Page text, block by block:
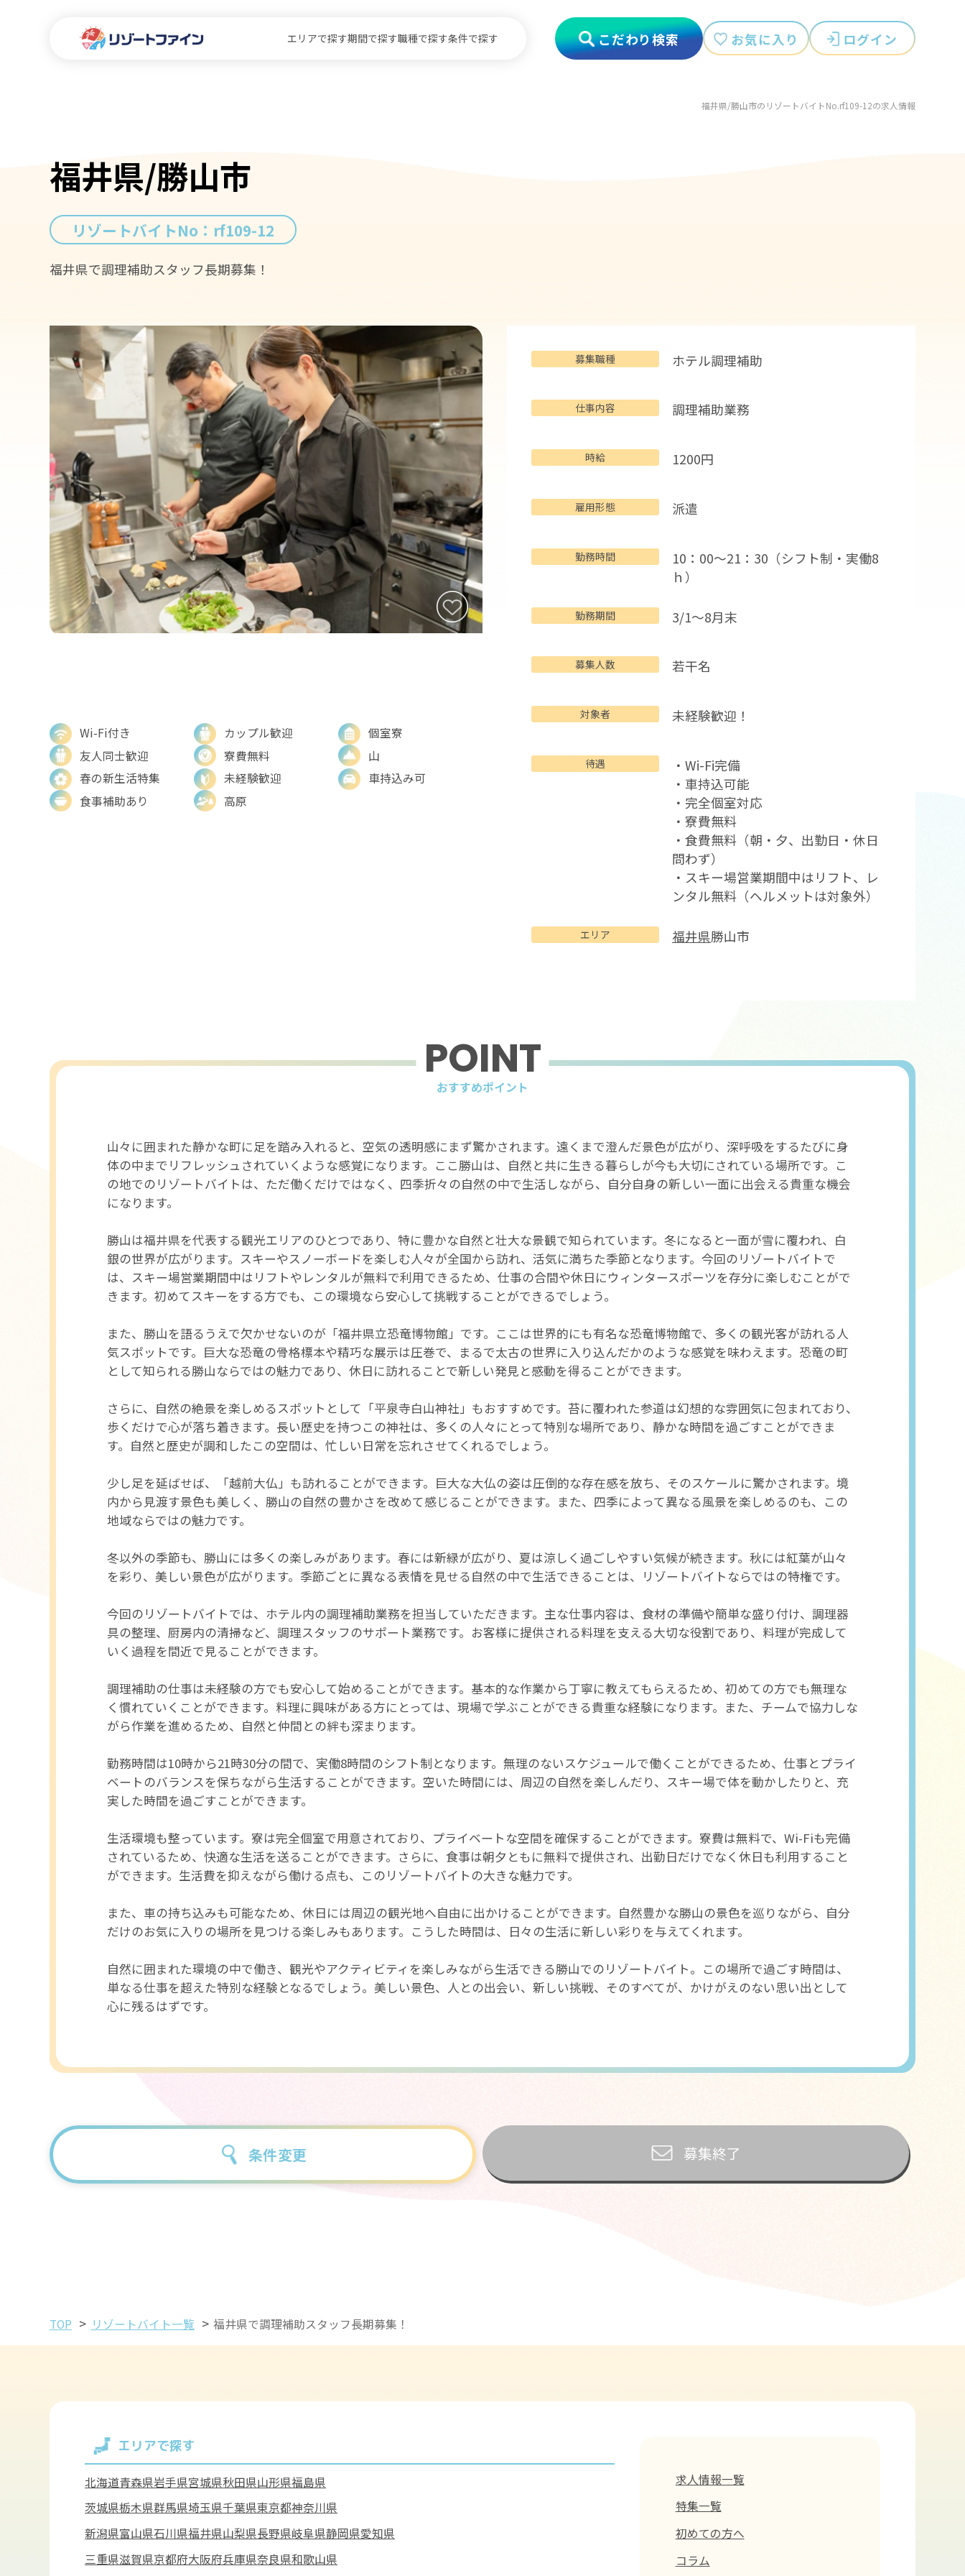
エリアで探す期間で探す職種で探す条件で探す こだわり検索 お気に入り ログイン
福井県/勝山市のリゾートバイトNo.rf109-12の求人情報
福井県/勝山市
リゾートバイトNo： rf109-12
福井県で調理補助スタッフ長期募集！
Wi-Fi付き カップル歓迎
個室寮
友人同士歓迎
寮費無料
山
春の新生活特集
未経験歓迎
車持込み可
食事補助あり
高原
募集職種 ホテル調理補助
仕事内容 調理補助業務
時給 1200円
雇用形態 派遣
勤務時間
10：00～21：30（シフト制・実働8
ｈ）
勤務期間 3/1～8月末
募集人数 若干名
対象者 未経験歓迎！
待遇
・Wi-Fi完備
・車持込可能
・完全個室対応
・寮費無料
・食費無料（朝・夕、出勤日・休日
問わず）
・スキー場営業期間中はリフト、レ
ンタル無料（ヘルメットは対象外）
エリア 福井県勝山市
POINT
おすすめポイント
山々に囲まれた静かな町に足を踏み入れると、空気の透明感にまず驚かされます。遠くまで澄んだ景色が広がり、深呼吸をするたびに身
体の中までリフレッシュされていくような感覚になります。ここ勝山は、自然と共に生きる暮らしが今も大切にされている場所です。こ
の地でのリゾートバイトは、ただ働くだけではなく、四季折々の自然の中で生活しながら、自分自身の新しい一面に出会える貴重な機会
になります。
勝山は福井県を代表する観光エリアのひとつであり、特に豊かな自然と壮大な景観で知られています。冬になると一面が雪に覆われ、白
銀の世界が広がります。スキーやスノーボードを楽しむ人々が全国から訪れ、活気に満ちた季節となります。今回のリゾートバイトで
は、スキー場営業期間中はリフトやレンタルが無料で利用できるため、仕事の合間や休日にウィンタースポーツを存分に楽しむことがで
きます。初めてスキーをする方でも、この環境なら安心して挑戦することができるでしょう。
また、勝山を語るうえで欠かせないのが「福井県立恐竜博物館」です。ここは世界的にも有名な恐竜博物館で、多くの観光客が訪れる人
気スポットです。巨大な恐竜の骨格標本や精巧な展示は圧巻で、まるで太古の世界に入り込んだかのような感覚を味わえます。恐竜の町
として知られる勝山ならではの魅力であり、休日に訪れることで新しい発見と感動を得ることができます。
さらに、自然の絶景を楽しめるスポットとして「平泉寺白山神社」もおすすめです。苔に覆われた参道は幻想的な雰囲気に包まれており、
歩くだけで心が落ち着きます。長い歴史を持つこの神社は、多くの人々にとって特別な場所であり、静かな時間を過ごすことができま
す。自然と歴史が調和したこの空間は、忙しい日常を忘れさせてくれるでしょう。
少し足を延ばせば、「越前大仏」も訪れることができます。巨大な大仏の姿は圧倒的な存在感を放ち、そのスケールに驚かされます。境
内から見渡す景色も美しく、勝山の自然の豊かさを改めて感じることができます。また、四季によって異なる風景を楽しめるのも、この
地域ならではの魅力です。
冬以外の季節も、勝山には多くの楽しみがあります。春には新緑が広がり、夏は涼しく過ごしやすい気候が続きます。秋には紅葉が山々
を彩り、美しい景色が広がります。季節ごとに異なる表情を見せる自然の中で生活できることは、リゾートバイトならではの特権です。
今回のリゾートバイトでは、ホテル内の調理補助業務を担当していただきます。主な仕事内容は、食材の準備や簡単な盛り付け、調理器
具の整理、厨房内の清掃など、調理スタッフのサポート業務です。お客様に提供される料理を支える大切な役割であり、料理が完成して
いく過程を間近で見ることができます。
調理補助の仕事は未経験の方でも安心して始めることができます。基本的な作業から丁寧に教えてもらえるため、初めての方でも無理な
く慣れていくことができます。料理に興味がある方にとっては、現場で学ぶことができる貴重な経験になります。また、チームで協力しな
がら作業を進めるため、自然と仲間との絆も深まります。
勤務時間は10時から21時30分の間で、実働8時間のシフト制となります。無理のないスケジュールで働くことができるため、仕事とプライ
ベートのバランスを保ちながら生活することができます。空いた時間には、周辺の自然を楽しんだり、スキー場で体を動かしたりと、充
実した時間を過ごすことができます。
生活環境も整っています。寮は完全個室で用意されており、プライベートな空間を確保することができます。寮費は無料で、Wi-Fiも完備
されているため、快適な生活を送ることができます。さらに、食事は朝夕ともに無料で提供され、出勤日だけでなく休日も利用すること
ができます。生活費を抑えながら働ける点も、このリゾートバイトの大きな魅力です。
また、車の持ち込みも可能なため、休日には周辺の観光地へ自由に出かけることができます。自然豊かな勝山の景色を巡りながら、自分
だけのお気に入りの場所を見つける楽しみもあります。こうした時間は、日々の生活に新しい彩りを与えてくれます。
自然に囲まれた環境の中で働き、観光やアクティビティを楽しみながら生活できる勝山でのリゾートバイト。この場所で過ごす時間は、
単なる仕事を超えた特別な経験となるでしょう。美しい景色、人との出会い、新しい挑戦、そのすべてが、かけがえのない思い出として
心に残るはずです。
条件変更 募集終了
TOP > リゾートバイト一覧 > 福井県で調理補助スタッフ長期募集！
エリアで探す
北海道青森県岩手県宮城県秋田県山形県福島県
茨城県栃木県群馬県埼玉県千葉県東京都神奈川県
新潟県富山県石川県福井県山梨県長野県岐阜県静岡県愛知県
三重県滋賀県京都府大阪府兵庫県奈良県和歌山県
求人情報一覧
特集一覧
初めての方へ
コラム